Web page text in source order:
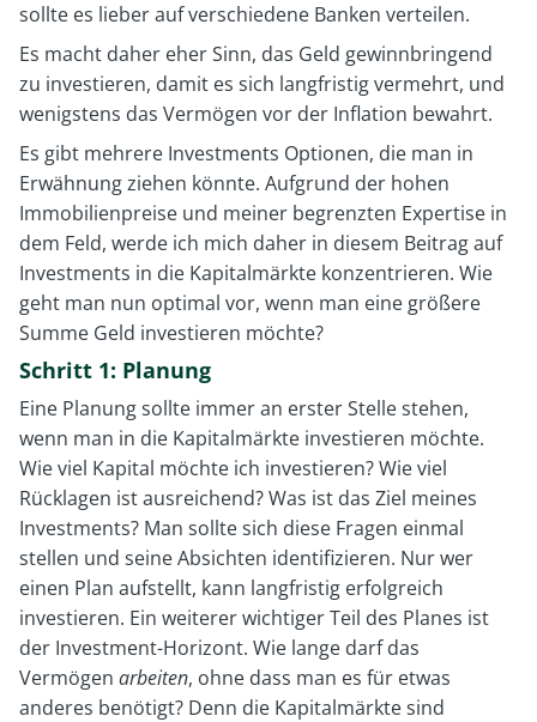
sollte es lieber auf verschiedene Banken verteilen.
Es macht daher eher Sinn, das Geld gewinnbringend
zu investieren, damit es sich langfristig vermehrt, und
wenigstens das Vermögen vor der Inflation bewahrt.
Es gibt mehrere Investments Optionen, die man in
Erwähnung ziehen könnte. Aufgrund der hohen
Immobilienpreise und meiner begrenzten Expertise in
dem Feld, werde ich mich daher in diesem Beitrag auf
Investments in die Kapitalmärkte konzentrieren. Wie
geht man nun optimal vor, wenn man eine größere
Summe Geld investieren möchte?
Schritt 1: Planung
Eine Planung sollte immer an erster Stelle stehen,
wenn man in die Kapitalmärkte investieren möchte.
Wie viel Kapital möchte ich investieren? Wie viel
Rücklagen ist ausreichend? Was ist das Ziel meines
Investments? Man sollte sich diese Fragen einmal
stellen und seine Absichten identifizieren. Nur wer
einen Plan aufstellt, kann langfristig erfolgreich
investieren. Ein weiterer wichtiger Teil des Planes ist
der Investment-Horizont. Wie lange darf das
Vermögen arbeiten, ohne dass man es für etwas
anderes benötigt? Denn die Kapitalmärkte sind